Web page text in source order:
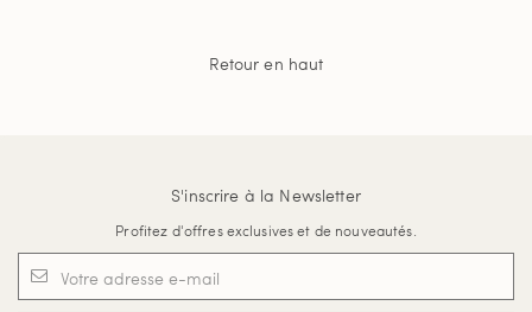
Retour en haut
S'inscrire à la Newsletter
Profitez d'offres exclusives et de nouveautés.